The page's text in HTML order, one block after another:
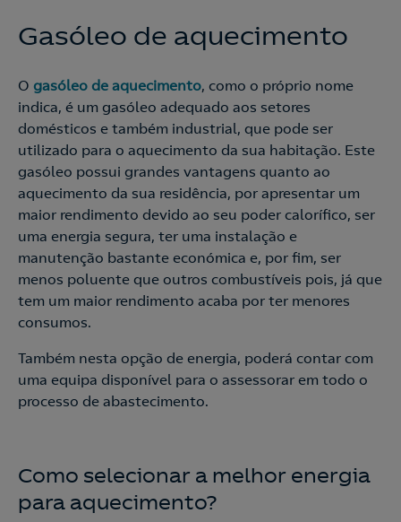
Gasóleo de aquecimento
O gasóleo de aquecimento, como o próprio nome
indica, é um gasóleo adequado aos setores
domésticos e também industrial, que pode ser
utilizado para o aquecimento da sua habitação. Este
gasóleo possui grandes vantagens quanto ao
aquecimento da sua residência, por apresentar um
maior rendimento devido ao seu poder calorífico, ser
uma energia segura, ter uma instalação e
manutenção bastante económica e, por fim, ser
menos poluente que outros combustíveis pois, já que
tem um maior rendimento acaba por ter menores
consumos.
Também nesta opção de energia, poderá contar com
uma equipa disponível para o assessorar em todo o
processo de abastecimento.
Como selecionar a melhor energia
para aquecimento?